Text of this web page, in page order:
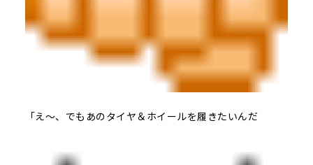
「え～、でもあのタイヤ＆ホイールを履きたいんだ